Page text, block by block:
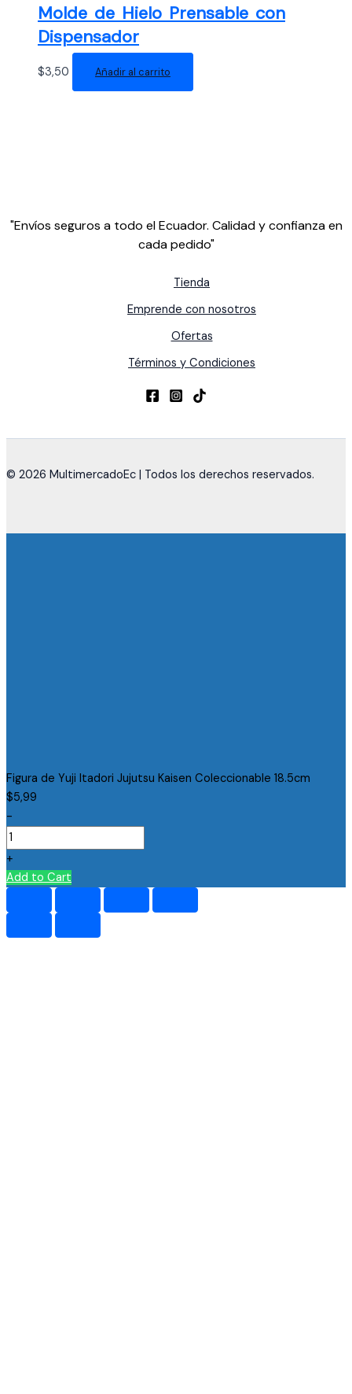
Molde de Hielo Prensable con
Dispensador
$3,50 Añadir al carrito
"Envíos seguros a todo el Ecuador. Calidad y confianza en
cada pedido"
Tienda
Emprende con nosotros
Ofertas
Términos y Condiciones
© 2026 MultimercadoEc | Todos los derechos reservados.
Figura de Yuji Itadori Jujutsu Kaisen Coleccionable 18.5cm
$5,99
-
+
Add to Cart